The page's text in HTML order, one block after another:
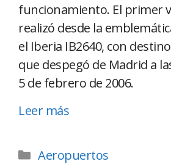
funcionamiento. El primer
realizó desde la
el Iberia IB2640, con
que despegó de Madrid a
5 de febrero de 2006.
Leer más
Aeropuertos